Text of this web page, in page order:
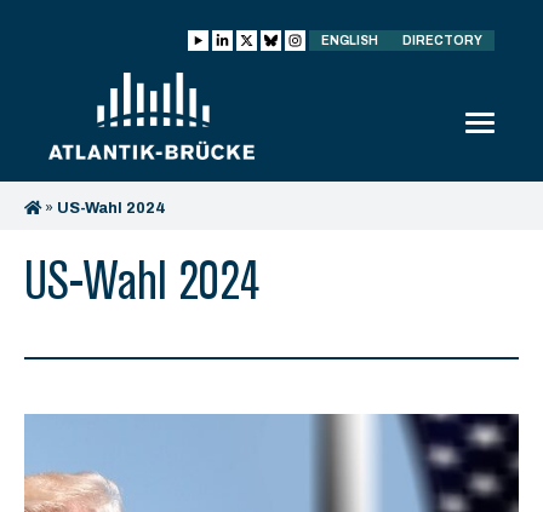
ENGLISH DIRECTORY
» US-Wahl 2024
US-Wahl 2024